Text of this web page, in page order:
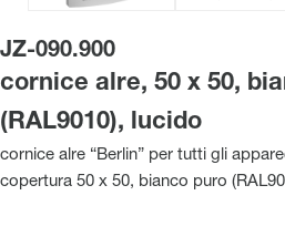
JZ-090.900
cornice alre, 50 x 50,
(RAL9010), lucido
cornice alre “Berlin” per tutti gli
copertura 50 x 50, bianco puro